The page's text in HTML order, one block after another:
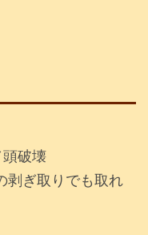
頭破壊
剥ぎ取りでも取れ